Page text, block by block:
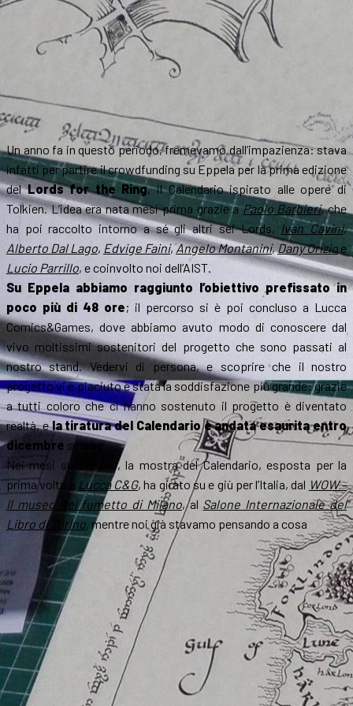
Un anno fa in questo periodo, fremevamo dall’impazienza: stava
infatti per partire il crowdfunding su Eppela per la prima edizione
delLords for the Ring, il Calendario ispirato alle opere di
Tolkien. L’idea era nata mesi prima grazie aPaolo Barbieri, che
ha poi raccolto intorno a sé gli altri sei Lords, Ivan Cavini,
Alberto Dal Lago, Edvige Faini,Angelo Montanini,Dany Orizio e
Lucio Parrillo, e coinvolto noi dell’AIST.
Su Eppela abbiamo raggiunto l’obiettivo prefissato in
poco più di 48 ore; il percorso si è poi concluso a Lucca
Comics&Games, dove abbiamo avuto modo di conoscere dal
vivo moltissimi sostenitori del progetto che sono passati al
nostro stand. Vedervi di persona, e scoprire che il nostro
progetto vi è piaciuto è stata la soddisfazione più grande: grazie
a tutti coloro che ci hanno sostenuto il progetto è diventato
realtà, ela tiratura del Calendario è andata esaurita entro
dicembre scorso.
Nei mesi successivi, la mostra del Calendario, esposta per la
prima volta a
Lucca C&G, ha girato su e giù per l’Italia, dal WOW –
Il museo del fumetto di Milano, al Salone Internazionale del
Libro di Torino, mentre noi già stavamo pensando a cosa